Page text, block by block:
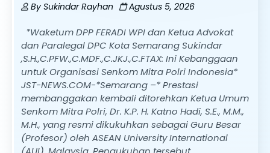
By Sukindar Rayhan Agustus 5, 2026
*Waketum DPP FERADI WPI dan Ketua Advokat
dan Paralegal DPC Kota Semarang Sukindar
,S.H.,C.PFW.,C.MDF.,C.JKJ.,C.FTAX: Ini Kebanggaan
untuk Organisasi Senkom Mitra Polri Indonesia*
JST-NEWS.COM-*Semarang –* Prestasi
membanggakan kembali ditorehkan Ketua Umum
Senkom Mitra Polri, Dr. K.P. H. Katno Hadi, S.E., M.M.,
M.H., yang resmi dikukuhkan sebagai Guru Besar
(Profesor) oleh ASEAN University International